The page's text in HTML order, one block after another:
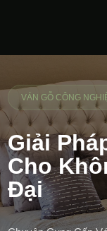
VÁN GỖ CÔNG
Giải
Cho
Đại